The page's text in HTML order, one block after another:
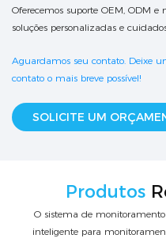
Oferecemos suporte OEM, ODM
soluções personalizadas e
Aguardamos seu contato. Deixe
contato o mais breve possível!
SOLICITE UM
Produtos
O sistema de
inteligente para